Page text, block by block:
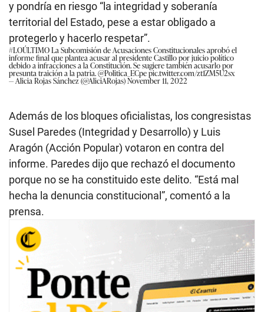
y pondría en riesgo “la integridad y soberanía
territorial del Estado, pese a estar obligado a
protegerlo y hacerlo respetar”.
#LOÚLTIMOLa Subcomisión de Acusaciones Constitucionales aprobó el
informe final que plantea acusar al presidente Castillo por juicio político
debido a infracciones a la Constitución. Se sugiere también acusarlo por
presunta traición a la patria.@Politica_ECpepic.twitter.com/zt1ZM5U2sx
— Alicia Rojas Sánchez (@AliciARojas)November 11, 2022
Además de los bloques oficialistas, los congresistas
Susel Paredes (Integridad y Desarrollo) y Luis
Aragón (Acción Popular) votaron en contra del
informe. Paredes dijo que rechazó el documento
porque no se ha constituido este delito. “Está mal
hecha la denuncia constitucional”, comentó a la
prensa.